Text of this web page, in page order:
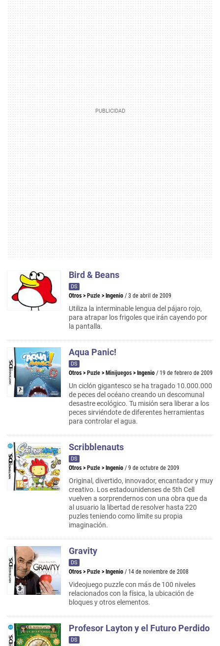
Bird & Beans
DS
Otros > Puzle > Ingenio / 3 de abril de 2009
Utiliza la interminable lengua del pájaro rojo,
para atrapar los frigoles que irán cayendo por
la pantalla.
Aqua Panic!
DS
Otros > Puzle > Minijuegos > Ingenio / 19 de febrero de 2009
Un ciclón gigantesco se ha tragado 10.000.000
de peces del océano creando un descomunal
desastre ecológico. Tu misión sera liberar a los
peces sirviéndote de diferentes herramientas
para controlar el agua.
Scribblenauts
DS
Otros > Puzle > Ingenio / 9 de octubre de 2009
Original, divertido, innovador, encantador y muy
creativo. Los estadounidenses de 5th Cell
vuelven a sorprendernos con una obra que da
al usuario la libertad de resolver hasta 220
puzles teniendo como límite su propia
imaginación.
Gravity
DS
Otros > Puzle > Ingenio / 14 de noviembre de 2008
Videojuego puzzle con más de 100 niveles
relacionados con la física, la ubicación de
bloques y otros elementos.
Profesor Layton y el Futuro Perdido
DS